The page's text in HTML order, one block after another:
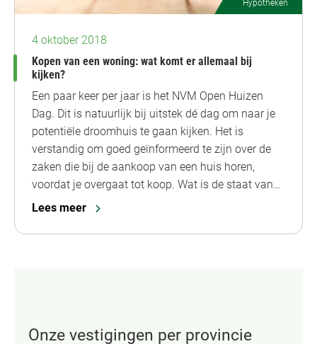
Hypotheken
4 oktober 2018
Kopen van een woning: wat komt er allemaal bij
kijken?
Een paar keer per jaar is het NVM Open Huizen
Dag. Dit is natuurlijk bij uitstek dé dag om naar je
potentiële droomhuis te gaan kijken. Het is
verstandig om goed geïnformeerd te zijn over de
zaken die bij de aankoop van een huis horen,
voordat je overgaat tot koop. Wat is de staat van…
Lees meer
Onze vestigingen per provincie